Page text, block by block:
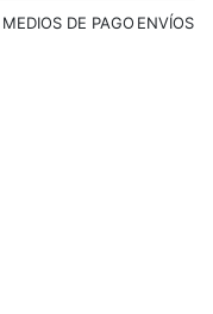
MEDIOS DE PAGO ENVÍOS